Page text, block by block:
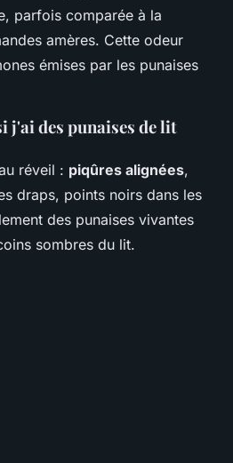
parfois comparée à la
amères. Cette odeur
émises par les punaises
j'ai des punaises de lit
réveil : piqûres alignées,
draps, points noirs dans les
des punaises vivantes
sombres du lit.